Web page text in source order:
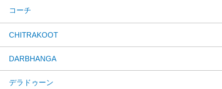
コーチ
CHITRAKOOT
DARBHANGA
デラドゥーン